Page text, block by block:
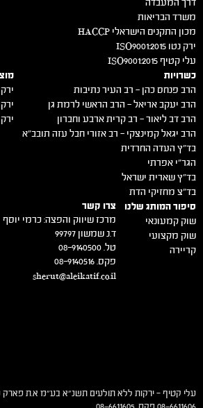
דרך המעבדה
משרד הבריאות
מכון התקנים הישראלי HACCP
ירק נטו 2015:ISO9001
עלי קטיף 2015:ISO9001
כשרויות
הרב פנחס כהן – רב העיר נתיבות
הרב יעקב אריאל – הרב הראשי לרמת גן
הרב דב ליאור – רב קרית ארבע וחברון
הרב יגאל קמינצקי – רב אזורי חבל עזה תובב"א
בד"ץ העדה החרדית
הגר"י אפרתי
בד"ץ שארית ישראל
בד"צ מחזיקי הדת
סיפור המותג שלנו
שוק קמעונאי
שוק מקצועי
קריירה
צרו קשר
מרכז שיווק והפצה: כרמי יוסף
ד.נ שמשון 99797
טל. 08-9140500
פקס. 08-9140516
sherut@aleikatif.co.il